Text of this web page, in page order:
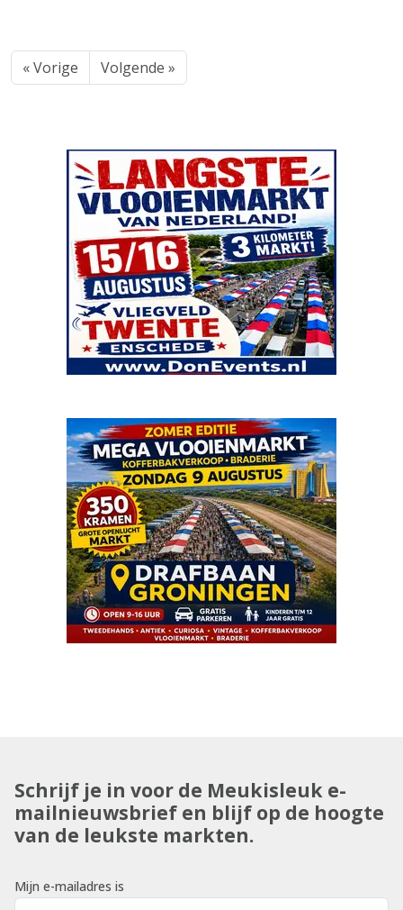
« Vorige Volgende »
Schrijf je in voor de Meukisleuk e-
mailnieuwsbrief en blijf op de hoogte
van de leukste markten.
Mijn e-mailadres is